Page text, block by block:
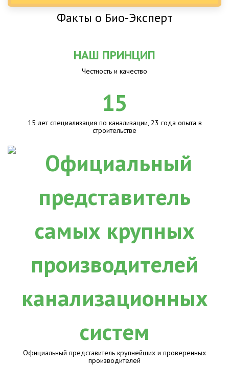
Факты о Био-Эксперт
НАШ ПРИНЦИП
Честность и качество
15
15 лет специализация по канализации, 23 года опыта в
строительстве
Официальный представитель крупнейших и проверенных
производителей